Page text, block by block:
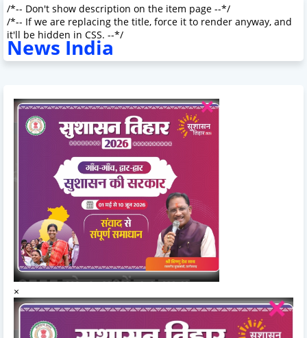
/*-- Don't show description on the item page --*/
/*-- If we are replacing the title, force it to render anyway, and
it'll be hidden in CSS. --*/
News India
×